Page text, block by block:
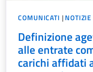
COMUNICATI |NOTIZIE
Definizione
alle entrate
carichi affidati